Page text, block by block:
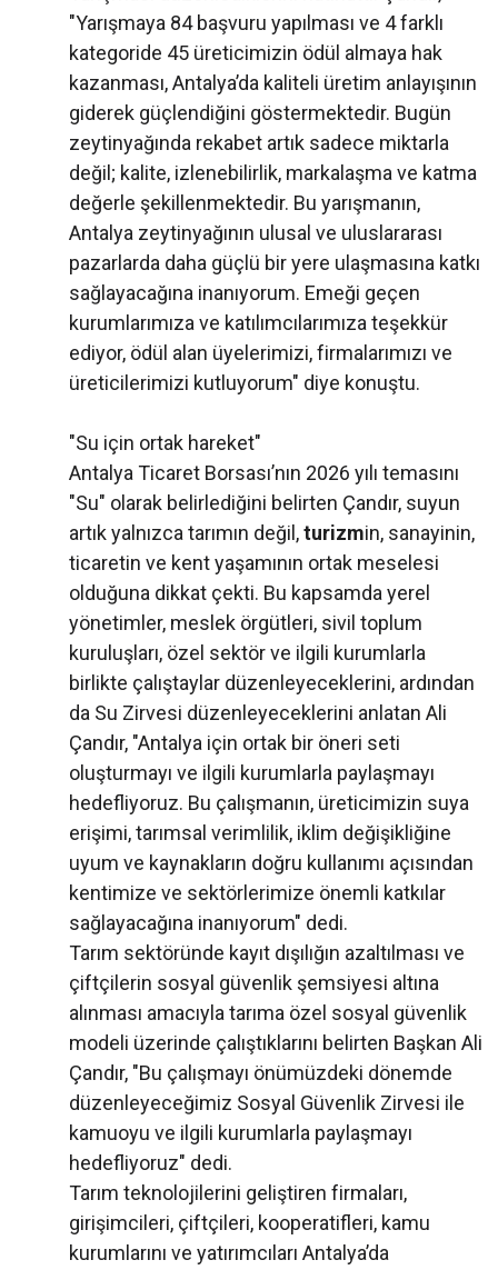
"Yarışmaya 84 başvuru yapılması ve 4 farklı
kategoride 45 üreticimizin ödül almaya hak
kazanması, Antalya’da kaliteli üretim anlayışının
giderek güçlendiğini göstermektedir. Bugün
zeytinyağında rekabet artık sadece miktarla
değil; kalite, izlenebilirlik, markalaşma ve katma
değerle şekillenmektedir. Bu yarışmanın,
Antalya zeytinyağının ulusal ve uluslararası
pazarlarda daha güçlü bir yere ulaşmasına katkı
sağlayacağına inanıyorum. Emeği geçen
kurumlarımıza ve katılımcılarımıza teşekkür
ediyor, ödül alan üyelerimizi, firmalarımızı ve
üreticilerimizi kutluyorum" diye konuştu.
"Su için ortak hareket"
Antalya Ticaret Borsası’nın 2026 yılı temasını
"Su" olarak belirlediğini belirten Çandır, suyun
artık yalnızca tarımın değil,turizmin, sanayinin,
ticaretin ve kent yaşamının ortak meselesi
olduğuna dikkat çekti. Bu kapsamda yerel
yönetimler, meslek örgütleri, sivil toplum
kuruluşları, özel sektör ve ilgili kurumlarla
birlikte çalıştaylar düzenleyeceklerini, ardından
da Su Zirvesi düzenleyeceklerini anlatan Ali
Çandır, "Antalya için ortak bir öneri seti
oluşturmayı ve ilgili kurumlarla paylaşmayı
hedefliyoruz. Bu çalışmanın, üreticimizin suya
erişimi, tarımsal verimlilik, iklim değişikliğine
uyum ve kaynakların doğru kullanımı açısından
kentimize ve sektörlerimize önemli katkılar
sağlayacağına inanıyorum" dedi.
Tarım sektöründe kayıt dışılığın azaltılması ve
çiftçilerin sosyal güvenlik şemsiyesi altına
alınması amacıyla tarıma özel sosyal güvenlik
modeli üzerinde çalıştıklarını belirten Başkan Ali
Çandır, "Bu çalışmayı önümüzdeki dönemde
düzenleyeceğimiz Sosyal Güvenlik Zirvesi ile
kamuoyu ve ilgili kurumlarla paylaşmayı
hedefliyoruz" dedi.
Tarım teknolojilerini geliştiren firmaları,
girişimcileri, çiftçileri, kooperatifleri, kamu
kurumlarını ve yatırımcıları Antalya’da